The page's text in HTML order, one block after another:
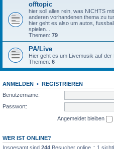
offtopic
hier soll alles rein, was NICHTS
anderen vorhandenen thema zu
hier geht es also um autos,
spielen...
Themen: 79
PA/Live
Hier geht es um Livemusik auf der
Themen: 6
ANMELDEN • REGISTRIEREN
Benutzername:
Passwort:
Angemeldet bleiben
WER IST ONLINE?
Insgesamt sind 244 Besucher online :: 1